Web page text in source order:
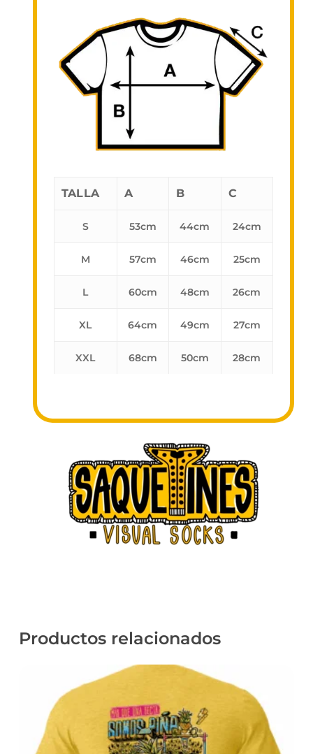
TALLA A B C
S 53cm 44cm 24cm
M 57cm 46cm 25cm
L 60cm 48cm 26cm
XL 64cm 49cm 27cm
XXL 68cm 50cm 28cm
Productos relacionados